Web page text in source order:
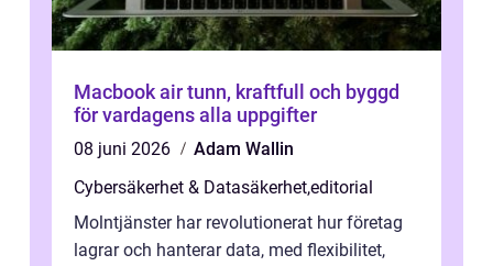
Macbook air tunn, kraftfull och byggd
för vardagens alla uppgifter
08 juni 2026
Adam Wallin
Cybersäkerhet & Datasäkerhet,editorial
Molntjänster har revolutionerat hur företag
lagrar och hanterar data, med flexibilitet,